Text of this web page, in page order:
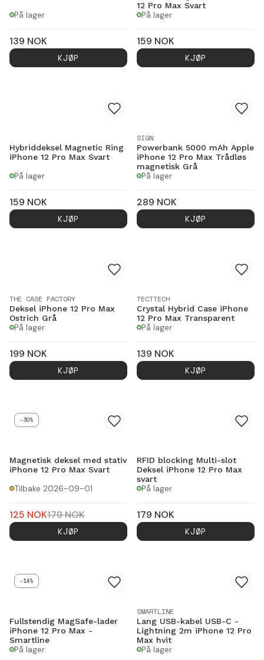
På lager
139 NOK
KJØP
12 Pro Max Svart
På lager
159 NOK
KJØP
Hybriddeksel Magnetic Ring
iPhone 12 Pro Max Svart
På lager
159 NOK
KJØP
SIGN
Powerbank 5000 mAh Apple
iPhone 12 Pro Max Trådløs
magnetisk Grå
På lager
289 NOK
KJØP
THE CASE FACTORY
Deksel iPhone 12 Pro Max
Ostrich Grå
På lager
199 NOK
KJØP
TECTTECH
Crystal Hybrid Case iPhone
12 Pro Max Transparent
På lager
139 NOK
KJØP
-30%
Magnetisk deksel med stativ
iPhone 12 Pro Max Svart
Tilbake 2026-09-01
125 NOK179NOK
KJØP
RFID blocking Multi-slot
Deksel iPhone 12 Pro Max
svart
På lager
179 NOK
KJØP
-14%
Fullstendig MagSafe-lader
iPhone 12 Pro Max -
Smartline
På lager
SMARTLINE
Lang USB-kabel USB-C -
Lightning 2m iPhone 12 Pro
Max hvit
På lager